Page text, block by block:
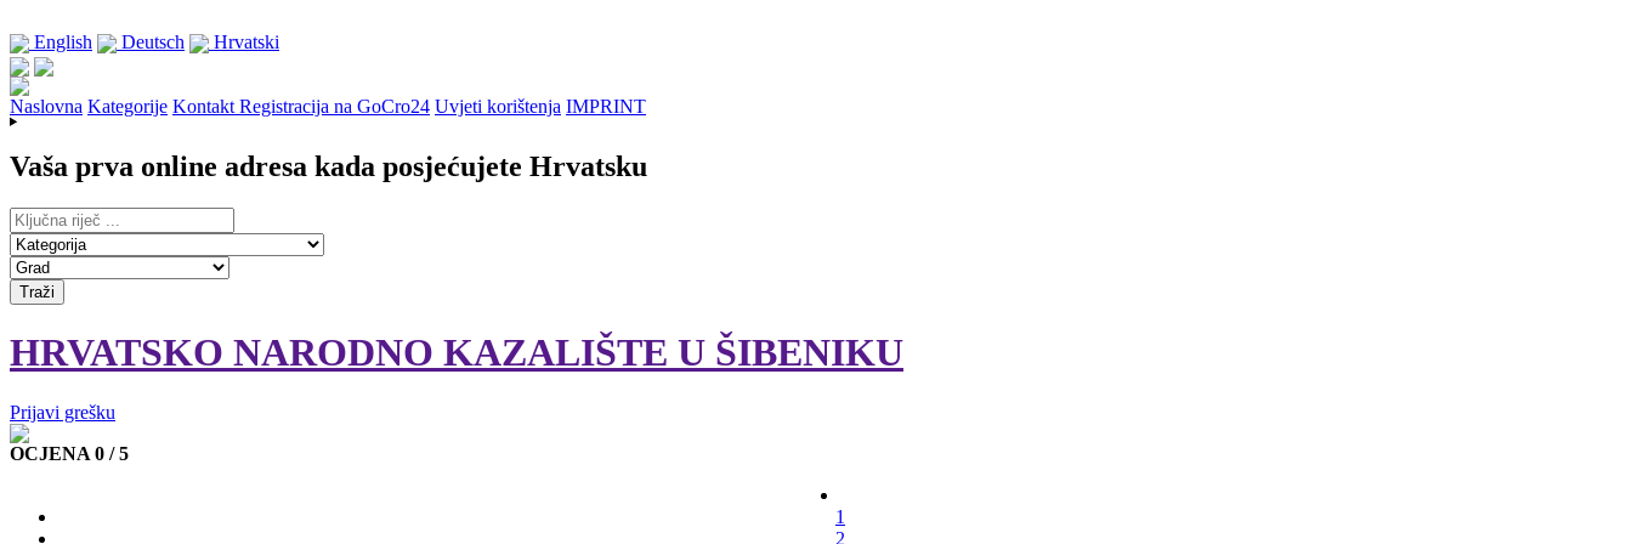
English Deutsch Hrvatski
Naslovna Kategorije Kontakt Registracija na GoCro24 Uvjeti korištenja IMPRINT
Vaša prva online adresa kada posjećujete Hrvatsku
HRVATSKO NARODNO KAZALIŠTE U ŠIBENIKU
Prijavi grešku
OCJENA 0 / 5
1
2